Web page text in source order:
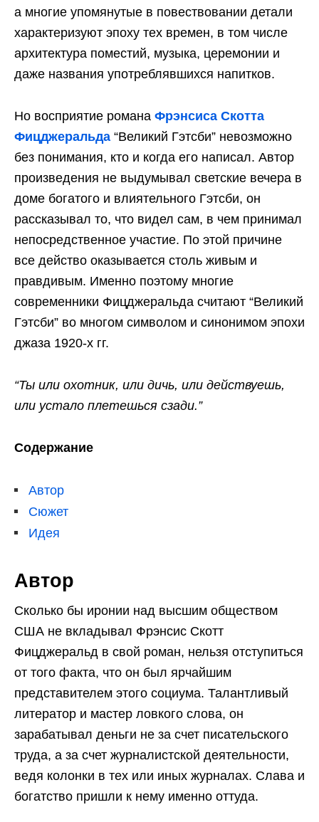
а многие упомянутые в повествовании детали
характеризуют эпоху тех времен, в том числе
архитектура поместий, музыка, церемонии и
даже названия употреблявшихся напитков.
Но восприятие романа Фрэнсиса Скотта
Фицджеральда “Великий Гэтсби” невозможно
без понимания, кто и когда его написал. Автор
произведения не выдумывал светские вечера в
доме богатого и влиятельного Гэтсби, он
рассказывал то, что видел сам, в чем принимал
непосредственное участие. По этой причине
все действо оказывается столь живым и
правдивым. Именно поэтому многие
современники Фицджеральда считают “Великий
Гэтсби” во многом символом и синонимом эпохи
джаза 1920-х гг.
“Ты или охотник, или дичь, или действуешь,
или устало плетешься сзади.”
Содержание
Автор
Сюжет
Идея
Автор
Сколько бы иронии над высшим обществом
США не вкладывал Фрэнсис Скотт
Фицджеральд в свой роман, нельзя отступиться
от того факта, что он был ярчайшим
представителем этого социума. Талантливый
литератор и мастер ловкого слова, он
зарабатывал деньги не за счет писательского
труда, а за счет журналистской деятельности,
ведя колонки в тех или иных журналах. Слава и
богатство пришли к нему именно оттуда.